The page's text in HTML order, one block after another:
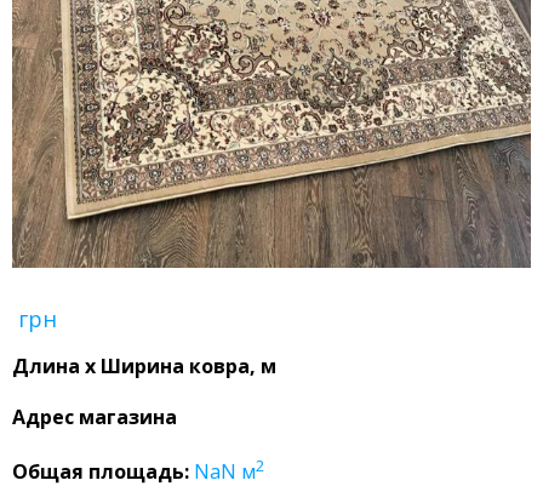
грн
Длина x Ширина ковра, м
Адрес магазина
Общая площадь: NaN м2